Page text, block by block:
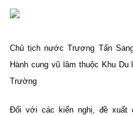
Chủ tịch nước Trương Tấn
Hành cung vũ lâm thuộc Khu
Trường
Đối với các kiến nghị, đề xuất